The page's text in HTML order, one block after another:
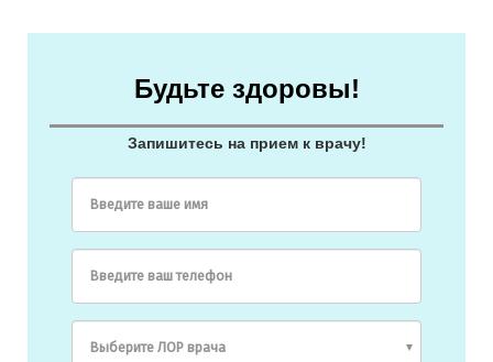
Будьте здоровы!
Запишитесь на прием к врачу!
Введите ваше имя
Введите ваш телефон